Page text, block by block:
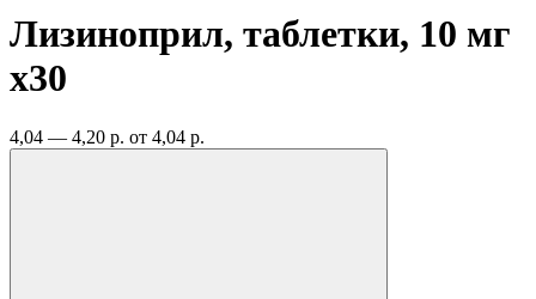
Лизиноприл, таблетки, 10 мг
x30
4,04 — 4,20 р. от 4,04 р.